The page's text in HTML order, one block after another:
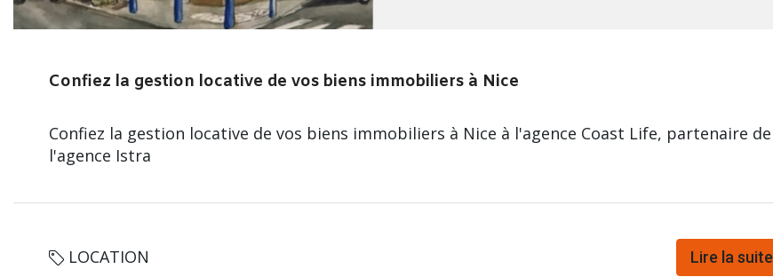
Confiez la gestion locative de vos biens immobiliers à Nice
Confiez la gestion locative de vos biens immobiliers à Nice à l'agence Coast Life, partenaire de
l'agence Istra
LOCATION Lire la suite